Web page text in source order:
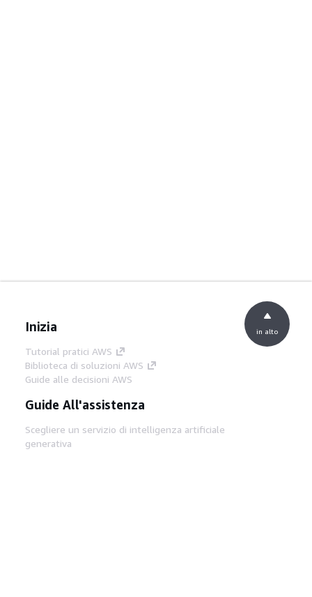
Inizia
Tutorial pratici AWS
Biblioteca di soluzioni AWS
Guide alle decisioni AWS
Guide All'assistenza
Scegliere un servizio di intelligenza artificiale
generativa
in alto